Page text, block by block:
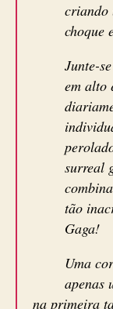
criando
choque
Junte-
em alto
surreal
tão
Gaga!
Uma
apenas
na primeira